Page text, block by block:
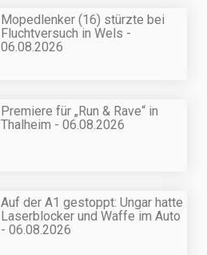
Mopedlenker (16) stürzte bei
Fluchtversuch in Wels -
06.08.2026
Premiere für „Run & Rave“ in
Thalheim - 06.08.2026
Auf der A1 gestoppt: Ungar hatte
Laserblocker und Waffe im Auto
- 06.08.2026